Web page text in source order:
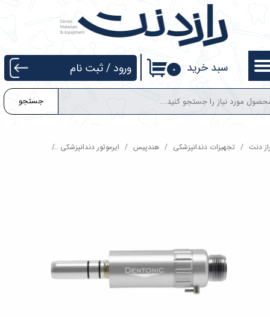
جستجو
۰ سبد خرید ورود /ثبت نام
حساب کاربری من
تغییر گذر واژه
سفارشات
خروج از حساب کاربری
دنت تجهیزات دندانپزشکی هندپیس ایرموتور دندانپزشکی